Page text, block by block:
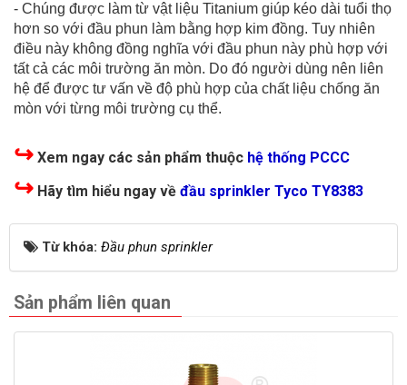
- Chúng được làm từ vật liệu Titanium giúp kéo dài tuổi thọ
hơn so với đầu phun làm bằng hợp kim đồng. Tuy nhiên
điều này không đồng nghĩa với đầu phun này phù hợp với
tất cả các môi trường ăn mòn. Do đó người dùng nên liên
hệ để được tư vấn về độ phù hợp của chất liệu chống ăn
mòn với từng môi trường cụ thể.
↪ Xem ngay các sản phẩm thuộc hệ thống PCCC
↪ Hãy tìm hiểu ngay về đầu sprinkler Tyco TY8383
Từ khóa: Đầu phun sprinkler
Sản phẩm liên quan